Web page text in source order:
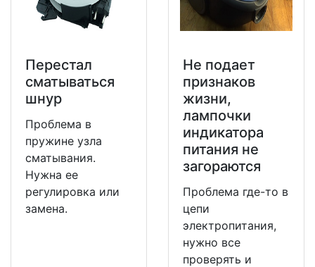
Перестал
сматываться
шнур
Проблема в
пружине узла
сматывания.
Нужна ее
регулировка или
замена.
Не подает
признаков
жизни,
лампочки
индикатора
питания не
загораются
Проблема где-то в
цепи
электропитания,
нужно все
проверять и